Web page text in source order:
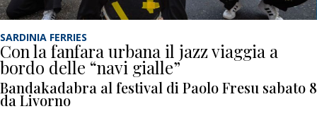
SARDINIA FERRIES
Con la fanfara urbana il jazz viaggia a
bordo delle “navi gialle”
Bandakadabra al festival di Paolo Fresu sabato 8
da Livorno